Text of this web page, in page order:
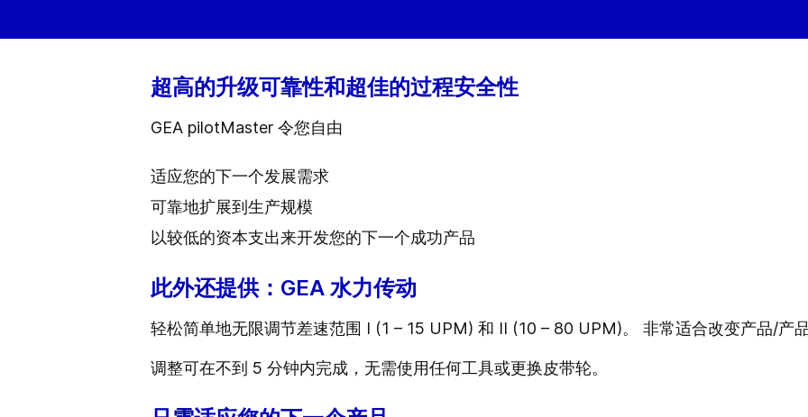
超高的升级可靠性和超佳的过程安全性
GEA pilotMaster 令您自由
适应您的下一个发展需求
可靠地扩展到生产规模
以较低的资本支出来开发您的下一个成功产品
此外还提供：GEA 水力传动
轻松简单地无限调节差速范围 I (1 – 15 UPM) 和 II (10 – 80 UPM)。 非常适合改变产品/产品
调整可在不到 5 分钟内完成，无需使用任何工具或更换皮带轮。